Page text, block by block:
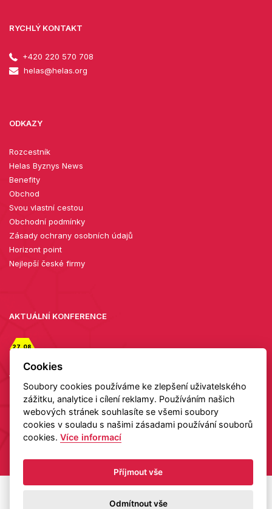
RYCHLÝ KONTAKT
+420 220 570 708
helas@helas.org
ODKAZY
Rozcestník
Helas Byznys News
Benefity
Obchod
Svou vlastní cestou
Obchodní podmínky
Zásady ochrany osobních údajů
Horizont point
Nejlepší české firmy
AKTUÁLNÍ KONFERENCE
27. 08.
Diamanty zblízka: setkání v showroomu TIAMI
Detail
Copyright 2026 HELAS
Cookies
Soubory cookies používáme ke zlepšení uživatelského
zážitku, analytice i cílení reklamy. Používáním našich
webových stránek souhlasíte se všemi soubory
cookies v souladu s našimi zásadami používání souborů
cookies.Více informací
Příjmout vše
Odmítnout vše